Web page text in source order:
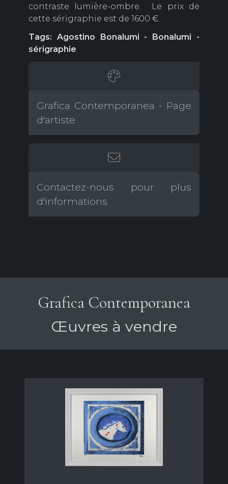
contraste lumière-ombre. Le prix de
cette sérigraphie est de 1600 €.
Tags: Agostino Bonalumi - Bonalumi -
sérigraphie
Grafica Contemporanea - Page
d'artiste
Contactez-nous pour plus
d'informations
Grafica Contemporanea
Œuvres à vendre